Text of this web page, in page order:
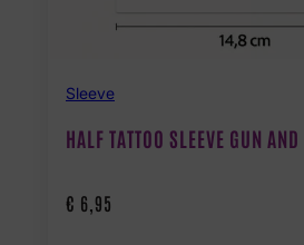
Sleeve
HALF TATTOO SLEEVE GUN AND
€ 6,95